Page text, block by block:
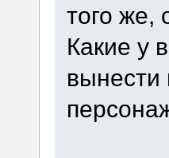
того же,
Какие у
вынести